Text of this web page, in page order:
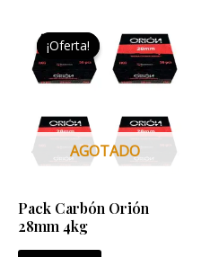
¡Oferta!
AGOTADO
¡Oferta!
Pack Carbón Orión
28mm 4kg
precio
original
era:
27,80 €.
precio
actual
es:
20,00 €.